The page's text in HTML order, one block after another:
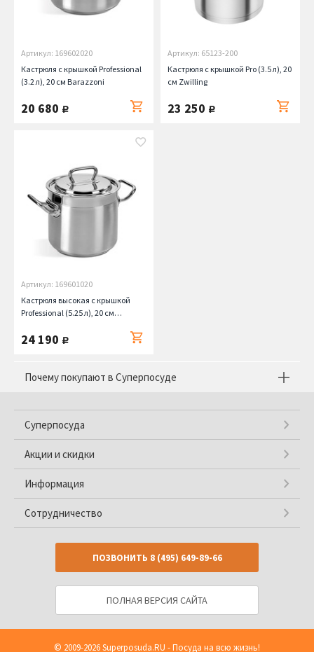
Артикул: 169602020
Кастрюля с крышкой Professional
(3.2 л), 20 см Barazzoni
20 680 руб.
Артикул: 65123-200
Кастрюля с крышкой Pro (3.5 л), 20
см Zwilling
23 250 руб.
Артикул: 169601020
Кастрюля высокая с крышкой
Professional (5.25 л), 20 см
24 190 руб.
Почему покупают в Суперпосуде
Суперпосуда
Акции и скидки
Информация
Сотрудничество
ПОЗВОНИТЬ 8 (495) 649-89-66
ПОЛНАЯ ВЕРСИЯ САЙТА
© 2009-2026Superposuda.RU - Посуда на всю жизнь!